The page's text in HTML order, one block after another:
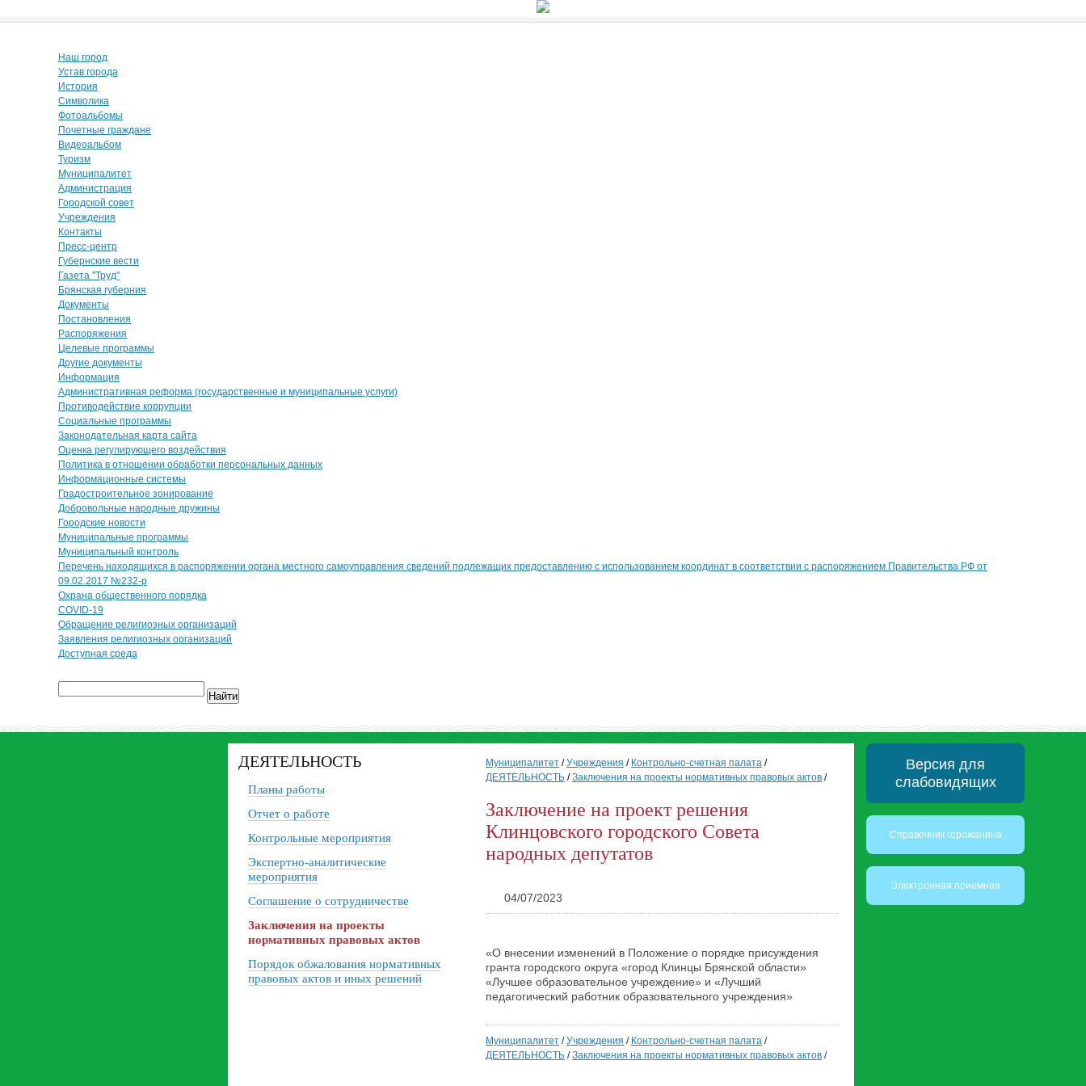
Наш город
Устав города
История
Символика
Фотоальбомы
Почетные граждане
Видеоальбом
Туризм
Муниципалитет
Администрация
Городской совет
Учреждения
Контакты
Пресс-центр
Губернские вести
Газета "Труд"
Брянская губерния
Документы
Постановления
Распоряжения
Целевые программы
Другие документы
Информация
Административная реформа (государственные и муниципальные услуги)
Противодействие коррупции
Социальные программы
Законодательная карта сайта
Оценка регулирующего воздействия
Политика в отношении обработки персональных данных
Информационные системы
Градостроительное зонирование
Добровольные народные дружины
Городские новости
Муниципальные программы
Муниципальный контроль
Перечень находящихся в распоряжении органа местного самоуправления сведений подлежащих предоставлению с использованием координат в соответствии с распоряжением Правительства РФ от
09.02.2017 №232-р
Охрана общественного порядка
COVID-19
Обращение религиозных организаций
Заявления религиозных организаций
Доступная среда
Найти
ДЕЯТЕЛЬНОСТЬ
Планы работы
Отчет о работе
Контрольные мероприятия
Экспертно-аналитические
мероприятия
Соглашение о сотрудничестве
Заключения на проекты
нормативных правовых актов
Порядок обжалования нормативных
правовых актов и иных решений
Муниципалитет /Учреждения / Контрольно-счетная палата /
ДЕЯТЕЛЬНОСТЬ /Заключения на проекты нормативных правовых актов /
Заключение на проект решения
Клинцовского городского Совета
народных депутатов
04/07/2023
«О внесении изменений в Положение о порядке присуждения
гранта городского округа «город Клинцы Брянской области»
«Лучшее образовательное учреждение» и «Лучший
педагогический работник образовательного учреждения»
Муниципалитет /Учреждения / Контрольно-счетная палата /
ДЕЯТЕЛЬНОСТЬ /Заключения на проекты нормативных правовых актов /
Версия для
слабовидящих
Справочник горожанина
Электронная приемная